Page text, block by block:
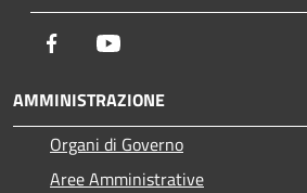
Facebook
AMMINISTRAZIONE
Organi di Governo
Aree Amministrative